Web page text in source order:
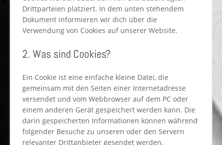
Drittparteien platziert. In dem unten stehendem
Dokument informieren wir dich über die
Verwendung von Cookies auf unserer Website.
2. Was sind Cookies?
Ein Cookie ist eine einfache kleine Datei, die
gemeinsam mit den Seiten einer Internetadresse
versendet und vom Webbrowser auf dem PC oder
einem anderen Gerät gespeichert werden kann. Die
darin gespeicherten Informationen können während
folgender Besuche zu unseren oder den Servern
relevanter Drittanbieter gesendet werden.